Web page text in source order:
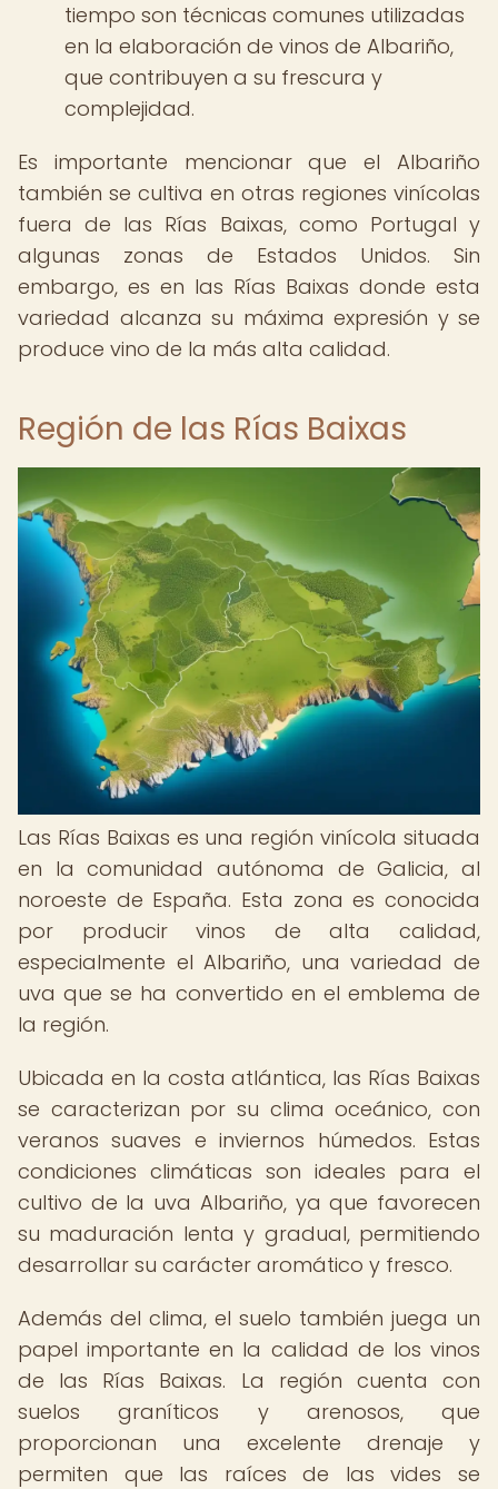
tiempo son técnicas comunes utilizadas
en la elaboración de vinos de Albariño,
que contribuyen a su frescura y
complejidad.
Es importante mencionar que el Albariño
también se cultiva en otras regiones vinícolas
fuera de las Rías Baixas, como Portugal y
algunas zonas de Estados Unidos. Sin
embargo, es en las Rías Baixas donde esta
variedad alcanza su máxima expresión y se
produce vino de la más alta calidad.
Región de las Rías Baixas
Las Rías Baixas es una región vinícola situada
en la comunidad autónoma de Galicia, al
noroeste de España. Esta zona es conocida
por producir vinos de alta calidad,
especialmente el Albariño, una variedad de
uva que se ha convertido en el emblema de
la región.
Ubicada en la costa atlántica, las Rías Baixas
se caracterizan por su clima oceánico, con
veranos suaves e inviernos húmedos. Estas
condiciones climáticas son ideales para el
cultivo de la uva Albariño, ya que favorecen
su maduración lenta y gradual, permitiendo
desarrollar su carácter aromático y fresco.
Además del clima, el suelo también juega un
papel importante en la calidad de los vinos
de las Rías Baixas. La región cuenta con
suelos graníticos y arenosos, que
proporcionan una excelente drenaje y
permiten que las raíces de las vides se